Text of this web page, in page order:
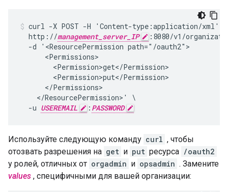
curl -X POST -H 'Content-type:application/xml' \
  http://
management_server_IP
:8080/v1/
  -d '<ResourcePermission path="/oauth2">
      <Permissions>
        <Permission>get</Permission>
        <Permission>put</Permission>
      </Permissions>
    </ResourcePermission>' \
  -u
USEREMAIL : PASSWORD
Используйте следующую команду curl , чтобы
отозвать разрешения на get и put ресурса /oauth2
у ролей, отличных от orgadmin и opsadmin . Замените
values , специфичными для вашей организации: